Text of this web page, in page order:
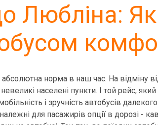
Любліна:
норма в наш час. На відміну
населені пункти. І той рейс,
і зручність автобусів
для пасажирів опції в дорозі -